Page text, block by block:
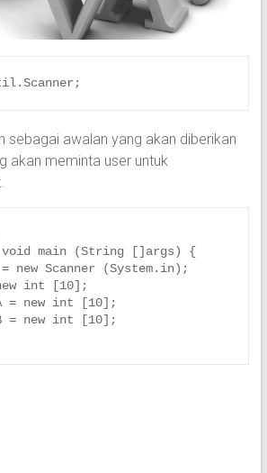
sebagai awalan yang akan diberikan
akan meminta user untuk
main (String []args) {
new Scanner (System.in);
int [10];
= new int [10];
= new int [10];